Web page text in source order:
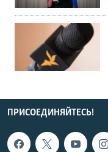
ПРИСОЕДИНЯЙТЕСЬ!